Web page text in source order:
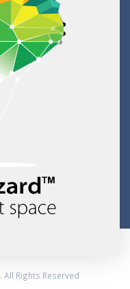
Rights Reserved